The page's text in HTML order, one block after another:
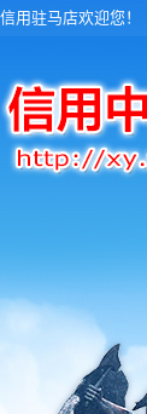
信用驻马店欢迎您！